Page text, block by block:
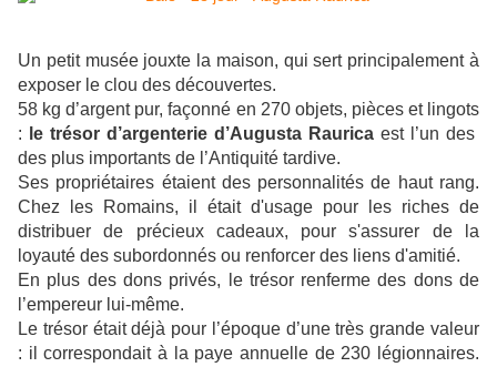
Un petit musée jouxte la maison, qui sert principalement à
exposer le clou des découvertes.
58 kg d’argent pur, façonné en 270 objets, pièces et lingots
:
le trésor d’argenterie d’Augusta Raurica est l’un des
des plus importants de l’Antiquité tardive.
Ses propriétaires étaient des personnalités de haut rang.
Chez les Romains, il était d'usage pour les riches de
distribuer de précieux cadeaux, pour s'assurer de la
loyauté des subordonnés ou renforcer des liens d'amitié.
En plus des dons privés, le trésor renferme des dons de
l’empereur lui-même.
Le trésor était déjà pour l’époque d’une très grande valeur
: il correspondait à la paye annuelle de 230 légionnaires.